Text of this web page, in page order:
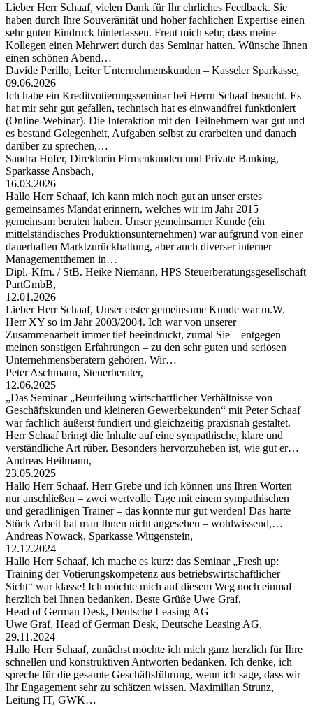
Lieber Herr Schaaf, vielen Dank für Ihr ehrliches Feedback. Sie
haben durch Ihre Souveränität und hoher fachlichen Expertise einen
sehr guten Eindruck hinterlassen. Freut mich sehr, dass meine
Kollegen einen Mehrwert durch das Seminar hatten. Wünsche Ihnen
einen schönen Abend…
Davide Perillo, Leiter Unternehmenskunden – Kasseler Sparkasse,
09.06.2026
Ich habe ein Kreditvotierungsseminar bei Herrn Schaaf besucht. Es
hat mir sehr gut gefallen, technisch hat es einwandfrei funktioniert
(Online-Webinar). Die Interaktion mit den Teilnehmern war gut und
es bestand Gelegenheit, Aufgaben selbst zu erarbeiten und danach
darüber zu sprechen,…
Sandra Hofer, Direktorin Firmenkunden und Private Banking,
Sparkasse Ansbach,
16.03.2026
Hallo Herr Schaaf, ich kann mich noch gut an unser erstes
gemeinsames Mandat erinnern, welches wir im Jahr 2015
gemeinsam beraten haben. Unser gemeinsamer Kunde (ein
mittelständisches Produktionsunternehmen) war aufgrund von einer
dauerhaften Marktzurückhaltung, aber auch diverser interner
Managementthemen in…
Dipl.-Kfm. / StB. Heike Niemann, HPS Steuerberatungsgesellschaft
PartGmbB,
12.01.2026
Lieber Herr Schaaf, Unser erster gemeinsame Kunde war m.W.
Herr XY so im Jahr 2003/2004. Ich war von unserer
Zusammenarbeit immer tief beeindruckt, zumal Sie – entgegen
meinen sonstigen Erfahrungen – zu den sehr guten und seriösen
Unternehmensberatern gehören. Wir…
Peter Aschmann, Steuerberater,
12.06.2025
„Das Seminar „Beurteilung wirtschaftlicher Verhältnisse von
Geschäftskunden und kleineren Gewerbekunden“ mit Peter Schaaf
war fachlich äußerst fundiert und gleichzeitig praxisnah gestaltet.
Herr Schaaf bringt die Inhalte auf eine sympathische, klare und
verständliche Art rüber. Besonders hervorzuheben ist, wie gut er…
Andreas Heilmann,
23.05.2025
Hallo Herr Schaaf, Herr Grebe und ich können uns Ihren Worten
nur anschließen – zwei wertvolle Tage mit einem sympathischen
und geradlinigen Trainer – das konnte nur gut werden! Das harte
Stück Arbeit hat man Ihnen nicht angesehen – wohlwissend,…
Andreas Nowack, Sparkasse Wittgenstein,
12.12.2024
Hallo Herr Schaaf, ich mache es kurz: das Seminar „Fresh up:
Training der Votierungskompetenz aus betriebswirtschaftlicher
Sicht“ war klasse! Ich möchte mich auf diesem Weg noch einmal
herzlich bei Ihnen bedanken. Beste Grüße Uwe Graf,
Head of German Desk, Deutsche Leasing AG
Uwe Graf, Head of German Desk, Deutsche Leasing AG,
29.11.2024
Hallo Herr Schaaf, zunächst möchte ich mich ganz herzlich für Ihre
schnellen und konstruktiven Antworten bedanken. Ich denke, ich
spreche für die gesamte Geschäftsführung, wenn ich sage, dass wir
Ihr Engagement sehr zu schätzen wissen. Maximilian Strunz,
Leitung IT, GWK…